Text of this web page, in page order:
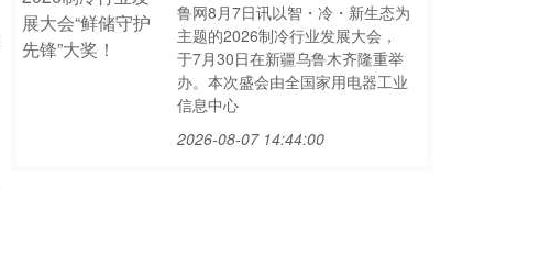
鲁网8月7日讯以智・冷・新生态为
主题的2026制冷行业发展大会，
于7月30日在新疆乌鲁木齐隆重举
办。本次盛会由全国家用电器工业
信息中心
2026-08-07 14:44:00